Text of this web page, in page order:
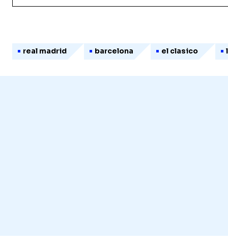
real madrid barcelona el clasico